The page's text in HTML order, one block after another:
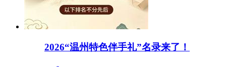
2026“温州特色伴手礼”名录来了！